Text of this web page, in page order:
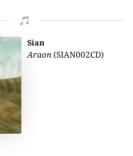

Sian
Araon (SIAN002CD)